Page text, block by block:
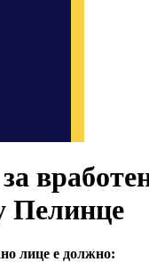
Пелинце
лице е должно: